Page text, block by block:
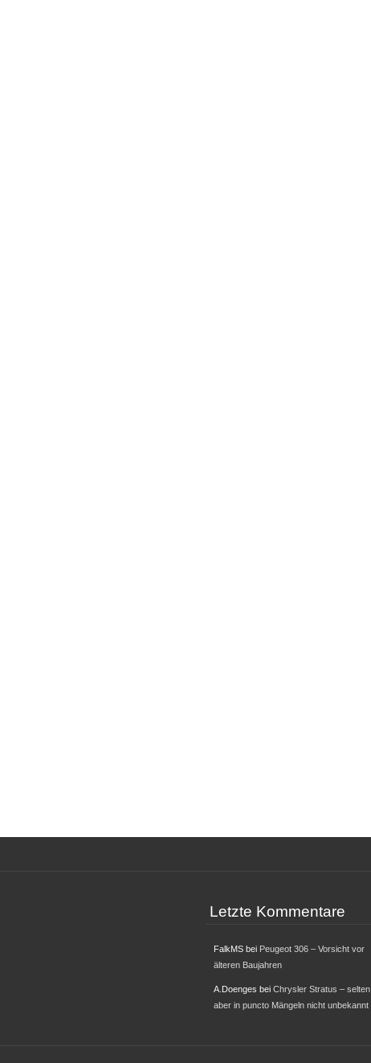
Letzte Kommentare
FalkMSbei Peugeot 306 – Vorsicht vor
älteren Baujahren
A.Doenges bei Chrysler Stratus – selten,
aber in puncto Mängeln nicht unbekannt